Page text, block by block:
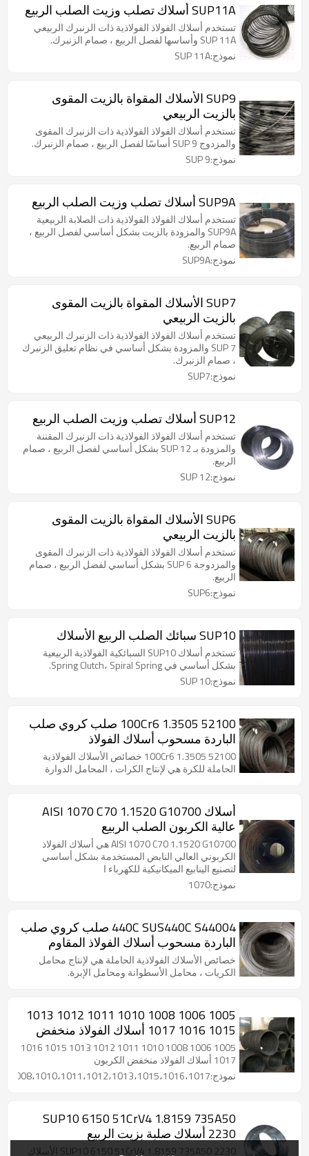
SUP11A أسلاك تصلب وزيت الصلب الربيع
تستخدم أسلاك الفولاذ الفولاذية ذات الزنبرك الربيعي
SUP 11A وأساسها لفصل الربيع ، صمام الزنبرك.
نموذج:SUP 11A
SUP9 الأسلاك المقواة بالزيت المقوى
بالزيت الربيعي
تستخدم أسلاك الفولاذ الفولاذية ذات الزنبرك المقوى
والمزدوج SUP 9 أساسًا لفصل الربيع ، صمام الزنبرك.
نموذج:SUP 9
SUP9A أسلاك تصلب وزيت الصلب الربيع
تستخدم أسلاك الفولاذ الفولاذية ذات الصلابة الربيعية
SUP9A والمزودة بالزيت بشكل أساسي لفصل الربيع ،
صمام الربيع.
نموذج:SUP9A
SUP7 الأسلاك المقواة بالزيت المقوى
بالزيت الربيعي
تستخدم أسلاك الفولاذ الفولاذية ذات الزنبرك الربيعي
SUP 7 والمزودة بشكل أساسي في نظام تعليق الزنبرك
، صمام الزنبرك.
نموذج:SUP7
SUP12 أسلاك تصلب وزيت الصلب الربيع
تستخدم أسلاك الفولاذ الفولاذية ذات الزنبرك المقننة
والمزودة بـ SUP 12 بشكل أساسي لفصل الربيع ، صمام
الربيع.
نموذج:SUP 12
SUP6 الأسلاك المقواة بالزيت المقوى
بالزيت الربيعي
تستخدم أسلاك الفولاذ الفولاذية ذات الزنبرك المقوى
والمزدوجة SUP 6 بشكل أساسي لفصل الربيع ، صمام
الربيع.
نموذج:SUP6
SUP10 سبائك الصلب الربيع الأسلاك
تستخدم أسلاك SUP10 السبائكية الفولاذية الربيعية
بشكل أساسي في Spring Clutch، Spiral Spring.
نموذج:SUP 10
52100 100Cr6 1.3505 صلب كروي صلب
الباردة مسحوب أسلاك الفولاذ
52100 100Cr6 1.3505 خصائص الأسلاك الفولاذية
الحاملة للكرة هي لإنتاج الكرات ، المحامل الدوارة
أسلاك AISI 1070 C70 1.1520 G10700
عالية الكربون الصلب الربيع
AISI 1070 C70 1.1520 G10700 هي أسلاك الفولاذ
الكربوني العالي النابض المستخدمة بشكل أساسي
لتصنيع الينابيع الميكانيكية للكهرباء ا
نموذج:1070
440C SUS440C S44004 صلب كروي صلب
الباردة مسحوب أسلاك الفولاذ المقاوم
للصدأ
خصائص الأسلاك الفولاذية الحاملة هي لإنتاج محامل
الكريات ، محامل الأسطوانة ومحامل الإبرة.
1005 1006 1008 1010 1011 1012 1013
1015 1016 1017 أسلاك الفولاذ منخفض
الكربون
1005 1006 1008 1010 1011 1012 1013 1015 1016
1017 أسلاك الفولاذ منخفض الكربون
نموذج:1005،1006،1008،1010،1011،1012،1013،1015،1016،1017،
SUP10 6150 51CrV4 1.8159 735A50
2230 أسلاك صلبة بزيت الربيع
SUP10 6150 51CrV4 1.8159 735A50 2230 الأسلاك